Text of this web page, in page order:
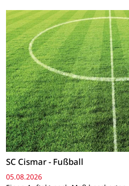
SC Cismar - Fußball
05.08.2026